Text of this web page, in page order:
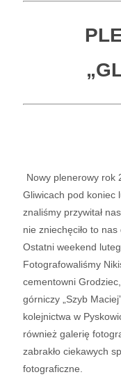
Nowy plenerowy rok
Gliwicach pod koniec
znaliśmy przywitał
nie zniechęciło to
Ostatni weekend
Fotografowaliśmy
cementowni
górniczy „Szyb
kolejnictwa w
również galerię
zabrakło ciekawych
fotograficzne.